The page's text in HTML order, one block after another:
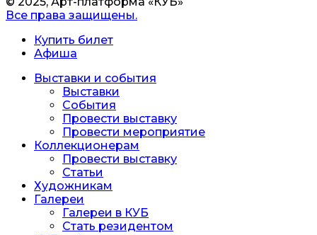
Все права защищены.
Купить билет
Афиша
Выставки и события
Выставки
События
Провести выставку
Провести мероприятие
Коллекционерам
Провести выставку
Статьи
Художникам
Галереи
Галереи в КУБ
Стать резидентом